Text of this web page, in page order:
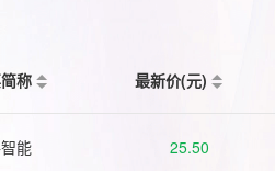
称 最新价(元)
能 25.50